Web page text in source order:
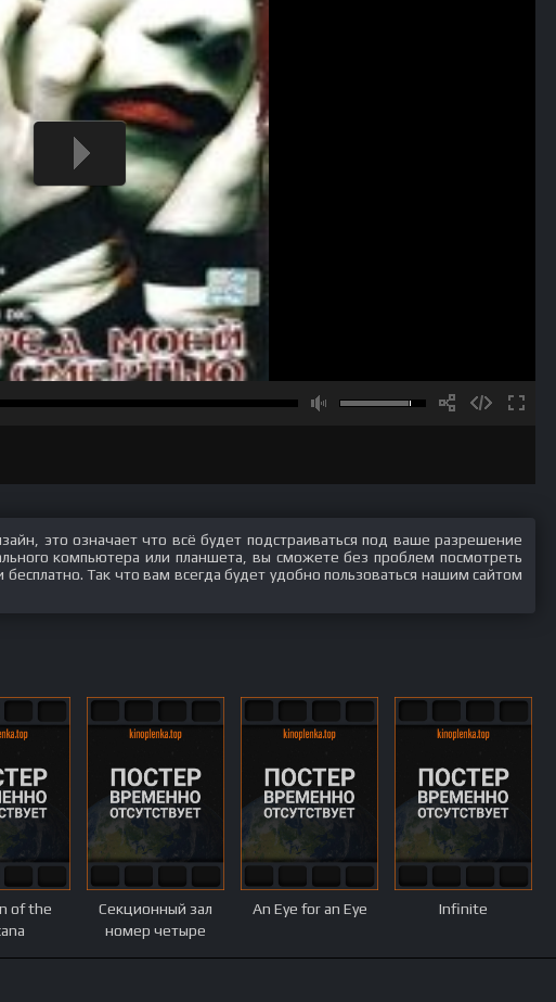
это означает что всё будет подстраиваться под ваше разрешение
компьютера или планшета, вы сможете без проблем посмотреть
Так что вам всегда будет удобно пользоваться нашим сайтом
of the
Секционный зал
номер четыре
An Eye for an Eye Infinite